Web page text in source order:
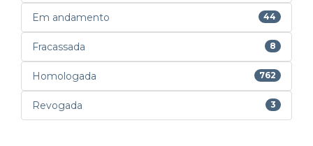
Em andamento 44
Fracassada 8
Homologada 762
Revogada 3